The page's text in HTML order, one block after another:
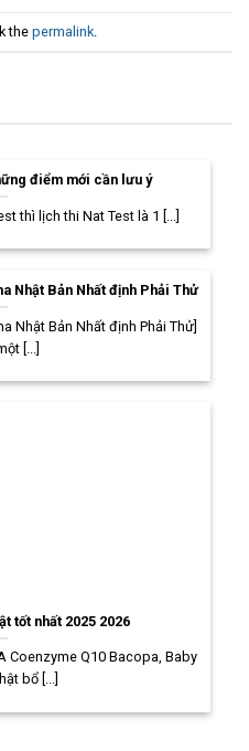
thepermalink
điểm mới cần lưu ý
thì lịch thi Nat Test là 1 [...]
Nhật Bản Nhất định Phải Thử
Nhật Bản Nhất định Phải Thử]
[...]
tốt nhất 2025 2026
Coenzyme Q10 Bacopa, Baby
bổ [...]